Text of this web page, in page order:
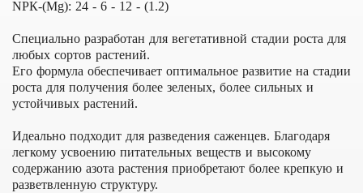
NРК-(Mg): 24 - 6 - 12 - (1.2)
Специально разработан для вегетативной стадии роста для
любых сортов растений.
Его формула обеспечивает оптимальное развитие на стадии
роста для получения более зеленых, более сильных и
устойчивых растений.
Идеально подходит для разведения саженцев. Благодаря
легкому усвоению питательных веществ и высокому
содержанию азота растения приобретают более крепкую и
разветвленную структуру.